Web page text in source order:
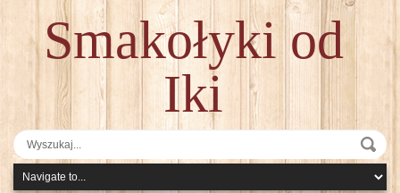
Smakołyki od
Iki